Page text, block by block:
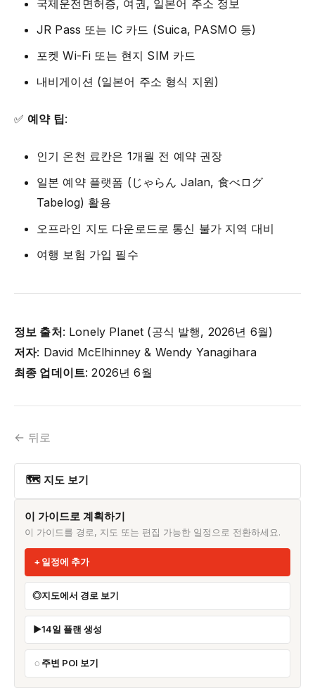
국제운전면허증, 여권, 일본어 주소 정보
JR Pass 또는 IC 카드 (Suica, PASMO 등)
포켓 Wi-Fi 또는 현지 SIM 카드
내비게이션 (일본어 주소 형식 지원)
✅ 예약 팁:
인기 온천 료칸은 1개월 전 예약 권장
일본 예약 플랫폼 (じゃらん Jalan, 食べログ
Tabelog) 활용
오프라인 지도 다운로드로 통신 불가 지역 대비
여행 보험 가입 필수
정보 출처: Lonely Planet (공식 발행, 2026년 6월)
저자: David McElhinney & Wendy Yanagihara
최종 업데이트: 2026년 6월
← 뒤로
🗺 지도 보기
이 가이드로 계획하기
이 가이드를 경로, 지도 또는 편집 가능한 일정으로 전환하세요.
일정에 추가
지도에서 경로 보기
14일 플랜 생성
주변 POI 보기